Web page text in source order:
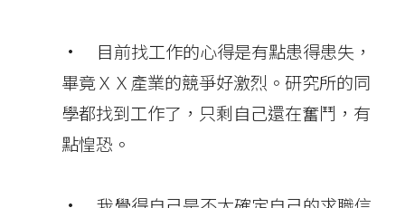
• 目前找工作的心得是有點患得患失，
畢竟ＸＸ產業的競爭好激烈。研究所的同
學都找到工作了，只剩自己還在奮鬥，有
點惶恐。